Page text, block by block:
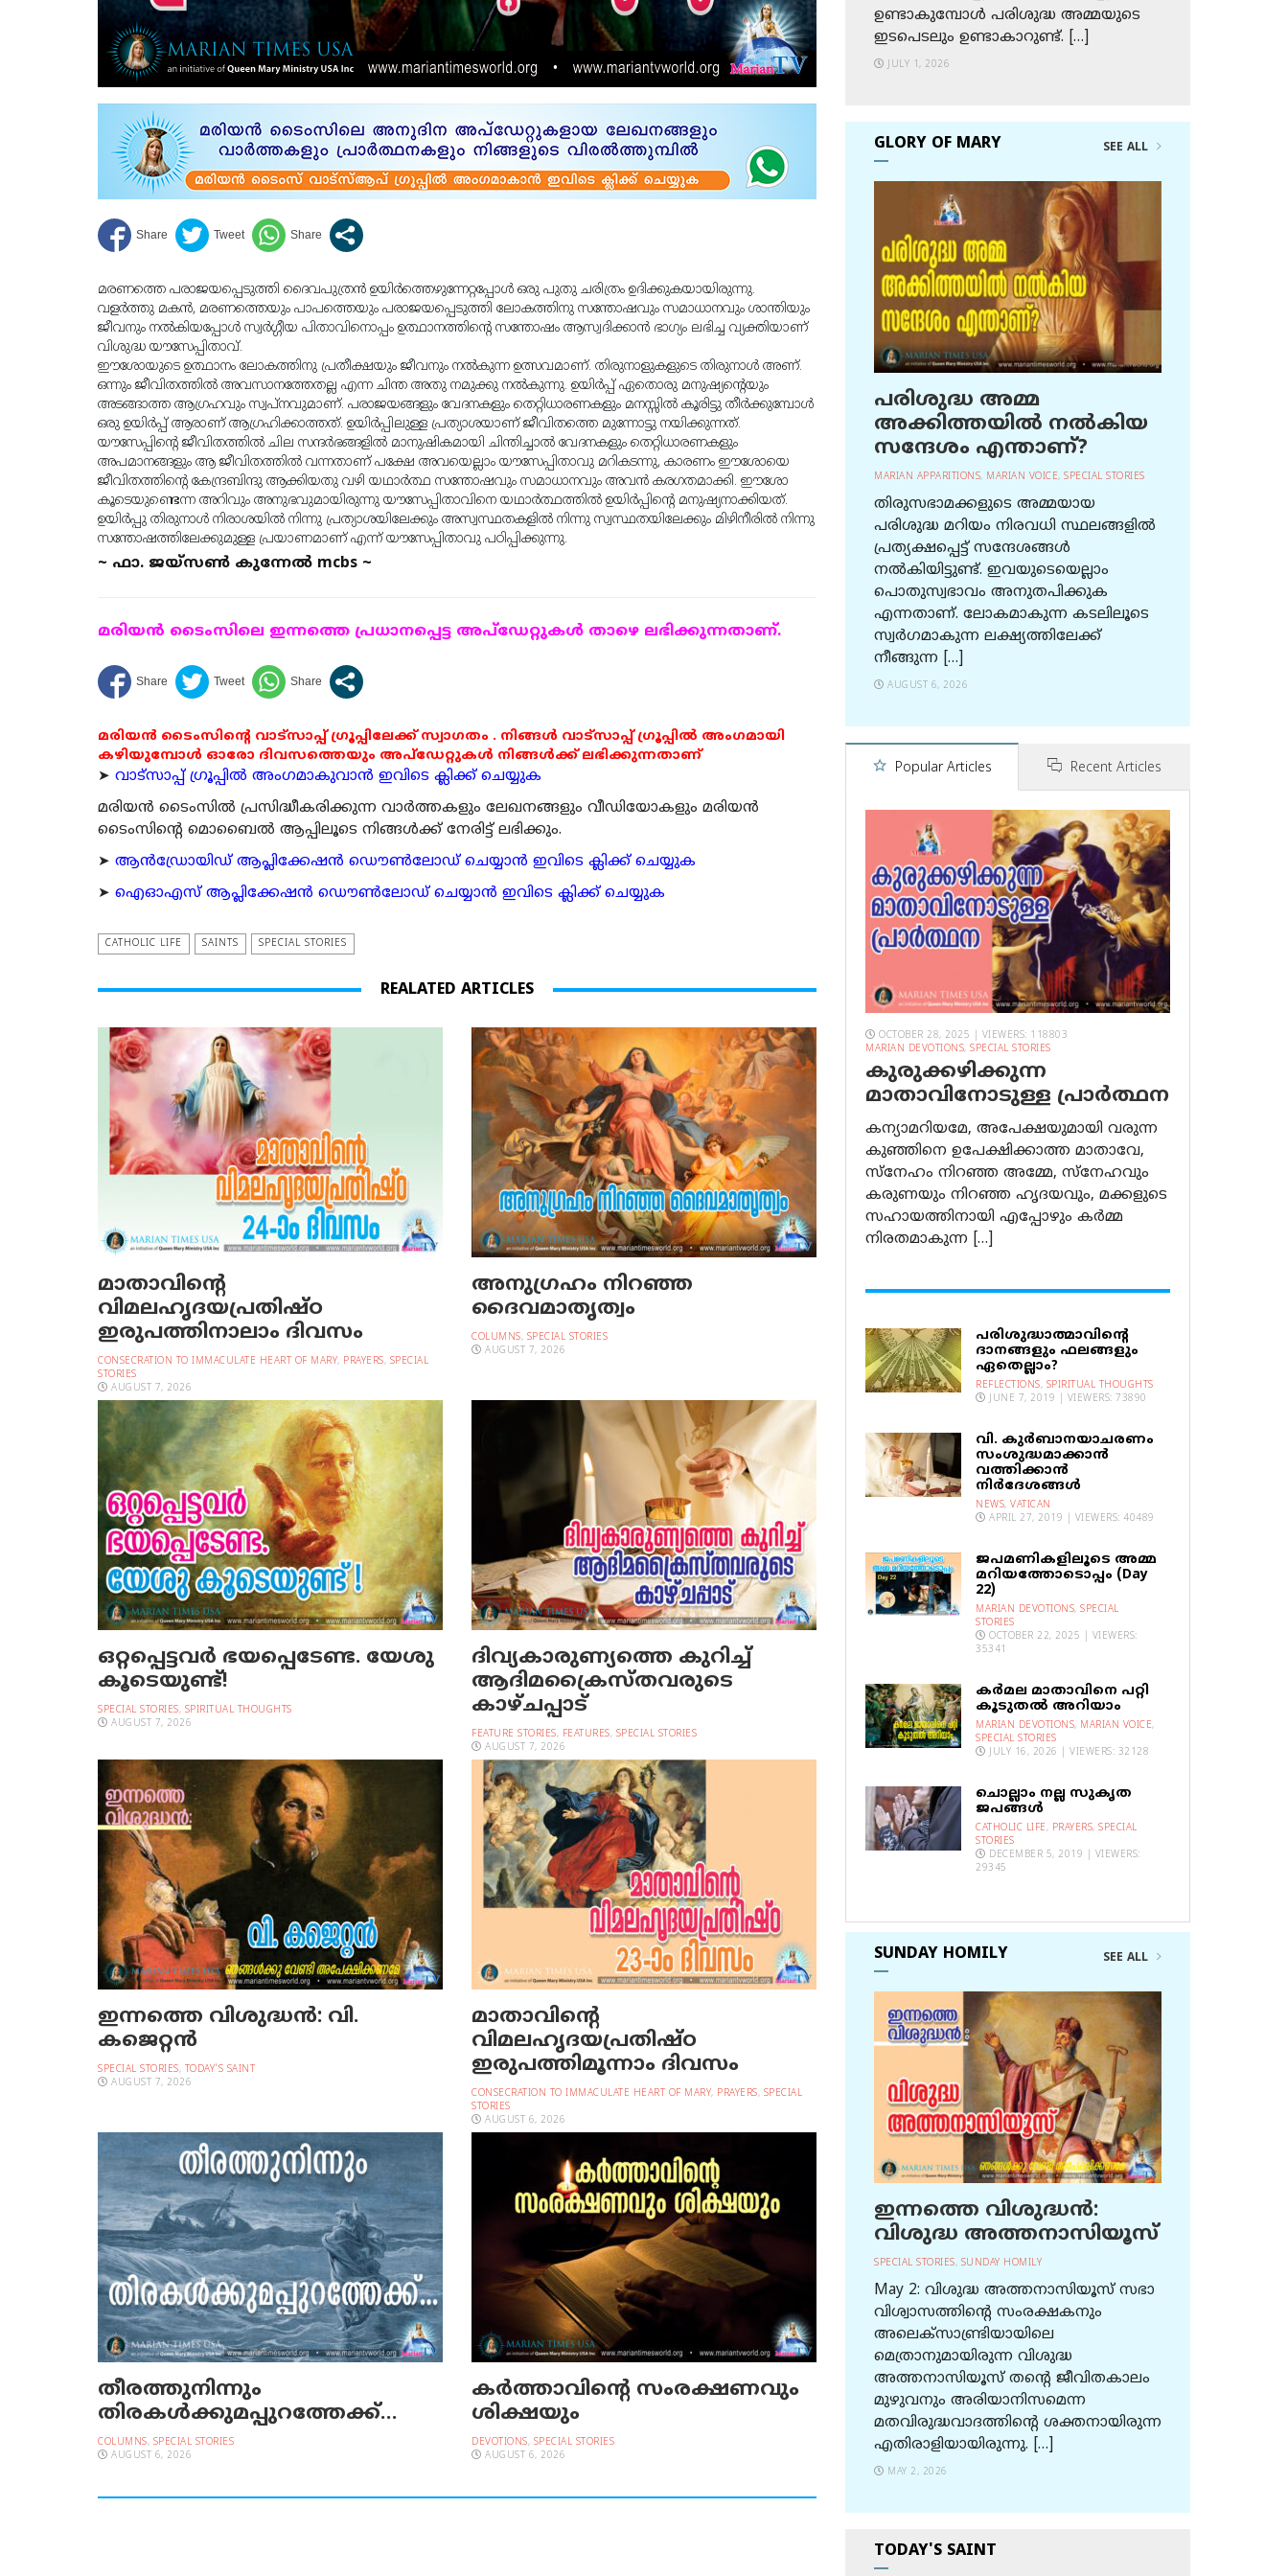
മരണത്തെ പരാജയപ്പെടുത്തി ദൈവപുത്രൻ ഉയിർത്തെഴുന്നേറ്റപ്പോൾ ഒരു പുതു ചരിത്രം ഉദിക്കുകയായിരുന്നു.
വളർത്തു മകൻ, മരണത്തെയും പാപത്തെയും പരാജയപ്പെടുത്തി ലോകത്തിനു സന്തോഷവും സമാധാനവും ശാന്തിയും
ജീവനും നൽകിയപ്പോൾ സ്വർഗ്ഗീയ പിതാവിനൊപ്പം ഉത്ഥാനത്തിൻ്റെ സന്തോഷം ആസ്വദിക്കാൻ ഭാഗ്യം ലഭിച്ച വ്യക്തിയാണ്
വിശുദ്ധ യൗസേപ്പിതാവ്.
ഈശോയുടെ ഉത്ഥാനം ലോകത്തിനു പ്രതീക്ഷയും ജീവനും നൽകുന്ന ഉത്സവമാണ്. തിരുനാളുകളുടെ തിരുനാൾ അണ്.
ഒന്നും ജീവിതത്തിൽ അവസാനത്തേതല്ല എന്ന ചിന്ത അതു നമുക്കു നൽകുന്നു. ഉയിർപ്പ് ഏതൊരു മനുഷ്യൻ്റെയും
അടങ്ങാത്ത ആഗ്രഹവും സ്വപ്നവുമാണ്. പരാജയങ്ങളും വേദനകളും തെറ്റിധാരണകളും മനസ്സിൽ കൂരിട്ടു തീർക്കുമ്പോൾ
ഒരു ഉയിർപ്പ് ആരാണ് ആഗ്രഹിക്കാത്തത്. ഉയിർപ്പിലുള്ള പ്രത്യാശയാണ് ജീവിതത്തെ മുന്നോട്ടു നയിക്കുന്നത്.
യൗസേപ്പിൻ്റെ ജീവിതത്തിൽ ചില സന്ദർഭങ്ങളിൽ മാനുഷികമായി ചിന്തിച്ചാൽ വേദനകളും തെറ്റിധാരണകളും
അപമാനങ്ങളും ആ ജീവിതത്തിൽ വന്നതാണ് പക്ഷേ അവയെല്ലാം യൗസേപ്പിതാവു മറികടന്നു, കാരണം ഈശോയെ
ജീവിതത്തിന് റെ കേന്ദ്രബിന്ദു ആക്കിയതു വഴി യഥാർത്ഥ സന്തോഷവും സമാധാനവും അവൻ കരഗതമാക്കി. ഈശോ
കൂടെയുണ്ടെന്ന അറിവും അനുഭവുമായിരുന്നു യൗസേപ്പിതാവിനെ യഥാർത്ഥത്തിൽ ഉയിർപ്പിൻ്റെ മനുഷ്യനാക്കിയത്.
ഉയിർപ്പു തിരുനാൾ നിരാശയിൽ നിന്നു പ്രത്യാശയിലേക്കും അസ്വസ്ഥതകളിൽ നിന്നു സ്വസ്ഥതയിലേക്കും മിഴിനീരിൽ നിന്നു
സന്തോഷത്തിലേക്കുമുള്ള പ്രയാണമാണ് എന്ന് യൗസേപ്പിതാവു പഠിപ്പിക്കുന്നു.
~ ഫാ. ജയ്സൺ കുന്നേൽ mcbs ~
മരിയന്‍ ടൈംസിലെ ഇന്നത്തെ പ്രധാനപ്പെട്ട അപ്ഡേറ്റുകള്‍ താഴെ ലഭിക്കുന്നതാണ്.
മരിയൻ ടൈംസിന്റെ വാട്സാപ്പ് ഗ്രൂപ്പിലേക്ക് സ്വാഗതം . നിങ്ങൾ വാട്സാപ്പ് ഗ്രൂപ്പിൽ അംഗമായി
കഴിയുമ്പോൾ ഓരോ ദിവസത്തെയും അപ്ഡേറ്റുകൾ നിങ്ങൾക്ക് ലഭിക്കുന്നതാണ്
➤ വാട്സാപ്പ് ഗ്രൂപ്പിൽ അംഗമാകുവാൻ ഇവിടെ ക്ലിക്ക് ചെയ്യുക
മരിയന്‍ ടൈംസില്‍ പ്രസിദ്ധീകരിക്കുന്ന വാര്‍ത്തകളും ലേഖനങ്ങളും വീഡിയോകളും മരിയന്‍
ടൈംസിന്റെ മൊബൈല്‍ ആപ്പിലൂടെ നിങ്ങള്‍ക്ക് നേരിട്ട് ലഭിക്കും.
➤ ആന്‍ഡ്രോയിഡ് ആപ്ലിക്കേഷന്‍ ഡൌണ്‍ലോഡ് ചെയ്യാന്‍ ഇവിടെ ക്ലിക്ക് ചെയ്യുക
➤ ഐഓഎസ് ആപ്ലിക്കേഷന്‍ ഡൌണ്‍ലോഡ് ചെയ്യാന്‍ ഇവിടെ ക്ലിക്ക് ചെയ്യുക
CATHOLIC LIFE SAINTS SPECIAL STORIES
REALATED ARTICLES
മാതാവിന്റെ
വിമലഹൃദയപ്രതിഷ്ഠ
ഇരുപത്തിനാലാം ദിവസം
CONSECRATION TO IMMACULATE HEART OF MARY, PRAYERS, SPECIAL
STORIES
AUGUST 7, 2026
അനുഗ്രഹം നിറഞ്ഞ
ദൈവമാതൃത്വം
COLUMNS, SPECIAL STORIES
AUGUST 7, 2026
ഒറ്റപ്പെട്ടവര്‍ ഭയപ്പെടേണ്ട. യേശു
കൂടെയുണ്ട്!
SPECIAL STORIES, SPIRITUAL THOUGHTS
AUGUST 7, 2026
ദിവ്യകാരുണ്യത്തെ കുറിച്ച്
ആദിമക്രൈസ്തവരുടെ
കാഴ്ചപ്പാട്
FEATURE STORIES, FEATURES, SPECIAL STORIES
AUGUST 7, 2026
ഇന്നത്തെ വിശുദ്ധന്‍: വി.
കജെറ്റന്‍
SPECIAL STORIES, TODAY'S SAINT
AUGUST 7, 2026
മാതാവിന്റെ
വിമലഹൃദയപ്രതിഷ്ഠ
ഇരുപത്തിമൂന്നാം ദിവസം
CONSECRATION TO IMMACULATE HEART OF MARY, PRAYERS, SPECIAL
STORIES
AUGUST 6, 2026
തീരത്തുനിന്നും
തിരകള്‍ക്കുമപ്പുറത്തേക്ക്…
COLUMNS, SPECIAL STORIES
AUGUST 6, 2026
കർത്താവിന്റെ സംരക്ഷണവും
ശിക്ഷയും
DEVOTIONS, SPECIAL STORIES
AUGUST 6, 2026
ഉണ്ടാകുമ്പോള്‍ പരിശുദ്ധ അമ്മയുടെ
ഇടപെടലും ഉണ്ടാകാറുണ്ട്. […]
JULY 1, 2026
GLORY OF MARY SEE ALL
പരിശുദ്ധ അമ്മ
അക്കിത്തയില്‍ നല്‍കിയ
സന്ദേശം എന്താണ്?
MARIAN APPARITIONS, MARIAN VOICE, SPECIAL STORIES
തിരുസഭാമക്കളുടെ അമ്മയായ
പരിശുദ്ധ മറിയം നിരവധി സ്ഥലങ്ങളിൽ
പ്രത്യക്ഷപ്പെട്ട് സന്ദേശങ്ങൾ
നൽകിയിട്ടുണ്ട്. ഇവയുടെയെല്ലാം
പൊതുസ്വഭാവം അനുതപിക്കുക
എന്നതാണ്. ലോകമാകുന്ന കടലിലൂടെ
സ്വർഗമാകുന്ന ലക്ഷ്യത്തിലേക്ക്
നീങ്ങുന്ന […]
AUGUST 6, 2026
Popular Articles Recent Articles
OCTOBER 28, 2025 | VIEWERS: 118803
MARIAN DEVOTIONS, SPECIAL STORIES
കുരുക്കഴിക്കുന്ന
മാതാവിനോടുള്ള പ്രാര്‍ത്ഥന
കന്യാമറിയമേ, അപേക്ഷയുമായി വരുന്ന
കുഞ്ഞിനെ ഉപേക്ഷിക്കാത്ത മാതാവേ,
സ്നേഹം നിറഞ്ഞ അമ്മേ, സ്നേഹവും
കരുണയും നിറഞ്ഞ ഹൃദയവും, മക്കളുടെ
സഹായത്തിനായി എപ്പോഴും കർമ്മ
നിരതമാകുന്ന […]
പരിശുദ്ധാത്മാവിന്റെ
ദാനങ്ങളും ഫലങ്ങളും
ഏതെല്ലാം?
REFLECTIONS, SPIRITUAL THOUGHTS
JUNE 7, 2019 | VIEWERS: 73890
വി. കുര്‍ബാനയാചരണം
സംശുദ്ധമാക്കാന്‍
വത്തിക്കാന്‍
നിര്‍ദേശങ്ങള്‍
NEWS, VATICAN
APRIL 27, 2019 | VIEWERS: 40489
ജപമണികളിലൂടെ അമ്മ
മറിയത്തോടൊപ്പം (Day
22)
MARIAN DEVOTIONS, SPECIAL
STORIES
OCTOBER 22, 2025 | VIEWERS:
35341
കര്‍മല മാതാവിനെ പറ്റി
കൂടുതല്‍ അറിയാം
MARIAN DEVOTIONS, MARIAN VOICE,
SPECIAL STORIES
JULY 16, 2026 | VIEWERS: 32128
ചൊല്ലാം നല്ല സുകൃത
ജപങ്ങൾ
CATHOLIC LIFE, PRAYERS, SPECIAL
STORIES
DECEMBER 5, 2019 | VIEWERS:
29345
SUNDAY HOMILY SEE ALL
ഇന്നത്തെ വിശുദ്ധന്‍:
വിശുദ്ധ അത്തനാസിയൂസ്
SPECIAL STORIES, SUNDAY HOMILY
May 2: വിശുദ്ധ അത്തനാസിയൂസ് സഭാ
വിശ്വാസത്തിന്റെ സംരക്ഷകനും
അലെക്സാണ്ട്രിയായിലെ
മെത്രാനുമായിരുന്ന വിശുദ്ധ
അത്തനാസിയൂസ് തന്റെ ജീവിതകാലം
മുഴുവനും അരിയാനിസമെന്ന
മതവിരുദ്ധവാദത്തിന്റെ ശക്തനായിരുന്ന
എതിരാളിയായിരുന്നു. […]
MAY 2, 2026
TODAY'S SAINT